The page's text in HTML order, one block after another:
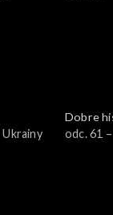
Ukrainy
Dobre
odc. 61